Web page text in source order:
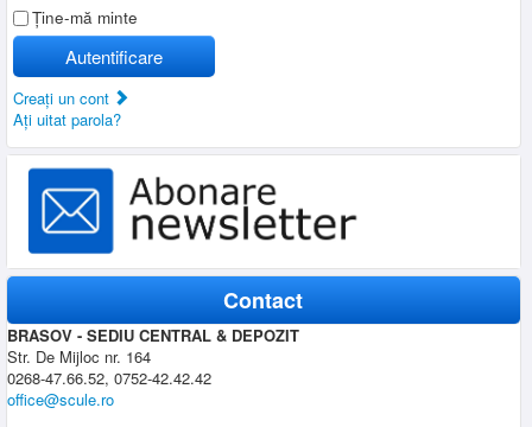
Ţine-mă minte
Autentificare
Creaţi un cont
Aţi uitat parola?
Contact
BRASOV - SEDIU CENTRAL & DEPOZIT
Str. De Mijloc nr. 164
0268-47.66.52, 0752-42.42.42
office@scule.ro